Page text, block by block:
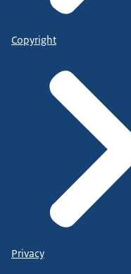
Copyright
Privacy